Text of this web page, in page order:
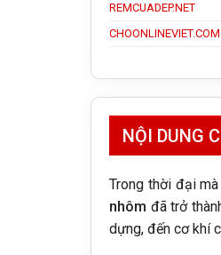
REMCUADEP.NET
CHOONLINEVIET.COM
NỘI DUNG
Trong thời đại
nhôm đã trở
dựng, đến cơ khí